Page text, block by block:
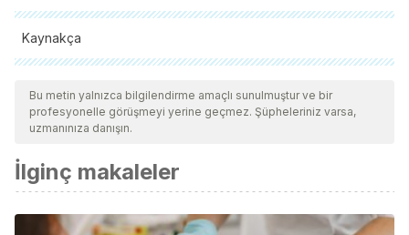
Kaynakça
Tüm alıntı yapılan kaynaklar, kalitelerini, güvenilirliklerini,
güncelliklerini ve geçerliliklerini sağlamak için ekibimiz
tarafından derinlemesine incelendi. Bu makalenin bibliyografisi
kabul edildi.
General, C. (2006). Conceptos actuales en colitis ulcerativa
crónica inespecífica.
Bu metin yalnızca bilgilendirme amaçlı sunulmuştur ve bir
profesyonelle görüşmeyi yerine geçmez. Şüpheleriniz varsa,
uzmanınıza danışın.
İlginç makaleler